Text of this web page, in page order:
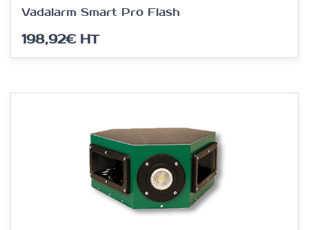
Vadalarm Smart Pro Flash
198,92€ HT